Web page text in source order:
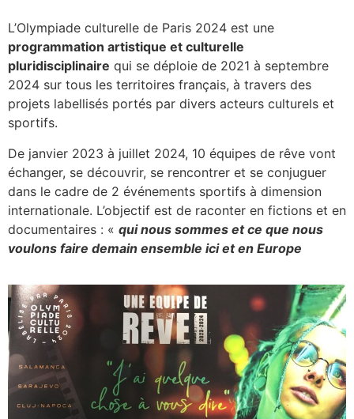
L’Olympiade culturelle de Paris 2024 est une
programmation artistique et culturelle
pluridisciplinaire qui se déploie de 2021 à septembre
2024 sur tous les territoires français, à travers des
projets labellisés portés par divers acteurs culturels et
sportifs.
De janvier 2023 à juillet 2024, 10 équipes de rêve vont
échanger, se découvrir, se rencontrer et se conjuguer
dans le cadre de 2 événements sportifs à dimension
internationale. L’objectif est de raconter en fictions et en
documentaires : « qui nous sommes et ce que nous
voulons faire demain ensemble ici et en Europe